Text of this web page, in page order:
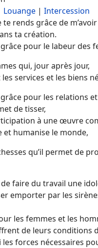
Louange | Intercession
te rends grâce de
ta création.
grâce pour le labeur des
qui, jour après jour,
services et les biens
grâce pour les relations
de tisser,
à une œuvre
humanise le monde,
qu’il permet de
faire du travail une
emporter par les
les femmes et les
de leurs conditions
forces nécessaires